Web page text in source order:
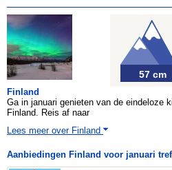
Finland
Ga in januari genieten van de eindeloze
Finland. Reis af naar
Lees meer over Finland
57 cm
Aanbiedingen Finland voor januari